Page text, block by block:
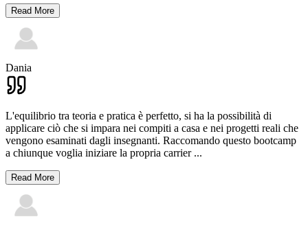
Read More
Dania
L'equilibrio tra teoria e pratica è perfetto, si ha la possibilità di
applicare ciò che si impara nei compiti a casa e nei progetti reali che
vengono esaminati dagli insegnanti. Raccomando questo bootcamp
a chiunque voglia iniziare la propria carrier...
Read More